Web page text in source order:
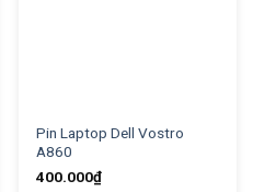
Pin Laptop Dell Vostro
A860
400.000₫